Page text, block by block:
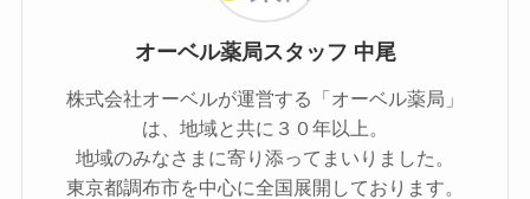
オーベル薬局スタッフ 中尾
株式会社オーベルが運営する「オーベル薬局」
は、地域と共に３０年以上。
地域のみなさまに寄り添ってまいりました。
東京都調布市を中心に全国展開しております。